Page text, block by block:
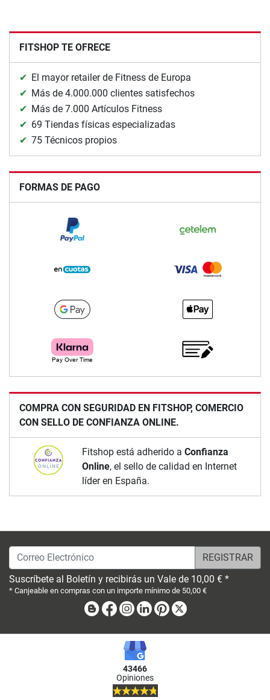
FITSHOP TE OFRECE
El mayor retailer de Fitness de Europa
Más de 4.000.000 clientes satisfechos
Más de 7.000 Artículos Fitness
69 Tiendas físicas especializadas
75 Técnicos propios
FORMAS DE PAGO
COMPRA CON SEGURIDAD EN FITSHOP, COMERCIO
CON SELLO DE CONFIANZA ONLINE.
Fitshop está adherido a Confianza
Online, el sello de calidad en Internet
líder en España.
Correo Electrónico
Suscríbete al Boletín y recibirás un Vale de 10,00 € *
* Canjeable en compras con un importe mínimo de 50,00 €
BlogFacebook
Instagram
LinkedinPinterest
43466
Opiniones